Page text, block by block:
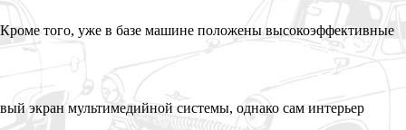
того, уже в базе машине положены высокоэффективные
экран мультимедийной системы, однако сам интерьер